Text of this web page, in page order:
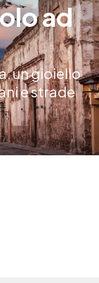
ad
un gioiello
e strade